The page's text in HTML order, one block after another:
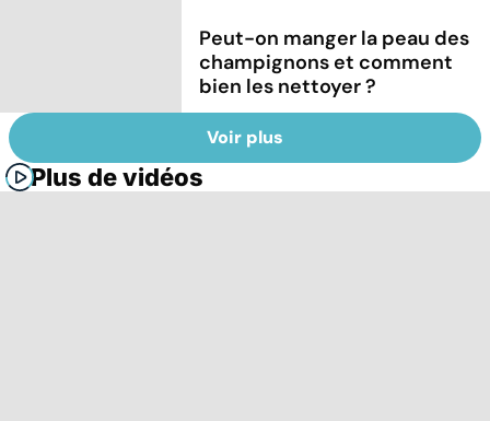
Peut-on manger la peau des
champignons et comment
bien les nettoyer ?
Voir plus
Plus de vidéos